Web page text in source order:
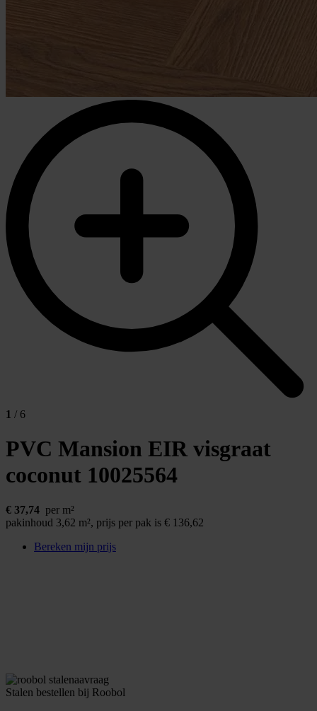
1 / 6
PVC Mansion EIR visgraat
coconut 10025564
€ 37,74 per m²
pakinhoud 3,62 m², prijs per pak is € 136,62
Bereken mijn prijs
Stalen bestellen bij Roobol